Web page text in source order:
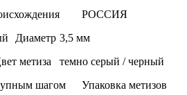
РОССИЯ
Диаметр 3,5 мм
метиза
темно серый / черный
шагом
Упаковка метизов